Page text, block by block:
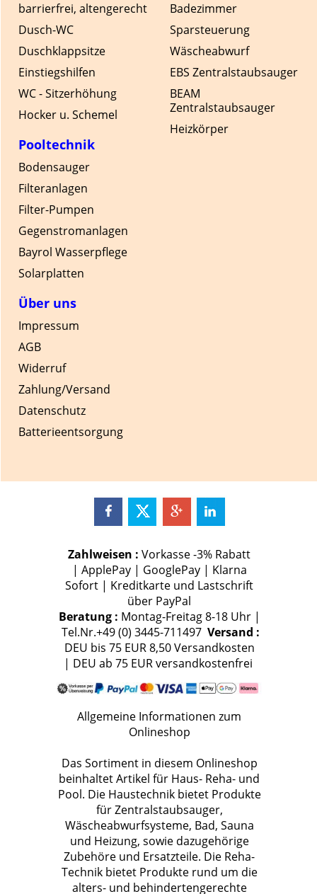
Badezimmer
Sparsteuerung
Wäscheabwurf
EBS Zentralstaubsauger
BEAM
Zentralstaubsauger
Heizkörper
barrierfrei, altengerecht
Dusch-WC
Duschklappsitze
Einstiegshilfen
WC - Sitzerhöhung
Hocker u. Schemel
Pooltechnik
Bodensauger
Filteranlagen
Filter-Pumpen
Gegenstromanlagen
Bayrol Wasserpflege
Solarplatten
Über uns
Impressum
AGB
Widerruf
Zahlung/Versand
Datenschutz
Batterieentsorgung
Zahlweisen : Vorkasse -3% Rabatt
| ApplePay | GooglePay | Klarna
Sofort | Kreditkarte und Lastschrift
über PayPal
Beratung : Montag-Freitag 8-18 Uhr |
Tel.Nr.+49 (0) 3445-711497 Versand :
DEU bis 75 EUR 8,50 Versandkosten
| DEU ab 75 EUR versandkostenfrei
Allgemeine Informationen zum
Onlineshop
Das Sortiment in diesem Onlineshop
beinhaltet Artikel für Haus- Reha- und
Pool. Die Haustechnik bietet Produkte
für Zentralstaubsauger,
Wäscheabwurfsysteme, Bad, Sauna
und Heizung, sowie dazugehörige
Zubehöre und Ersatzteile. Die Reha-
Technik bietet Produkte rund um die
alters- und behindertengerechte